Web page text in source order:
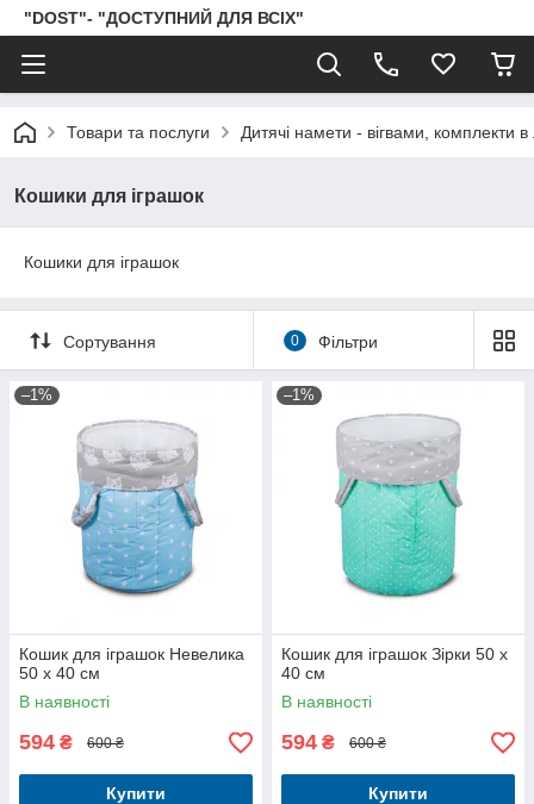
"DOST"- "ДОСТУПНИЙ ДЛЯ ВСІХ"
Товари та послуги Дитячі намети - вігвами, комплекти в
Кошики для іграшок
Кошики для іграшок
Сортування 0 Фільтри
–1%
Кошик для іграшок Невелика
50 x 40 см
В наявності
594 ₴ 600 ₴
Купити
–1%
Кошик для іграшок Зірки 50 x
40 см
В наявності
594 ₴ 600 ₴
Купити